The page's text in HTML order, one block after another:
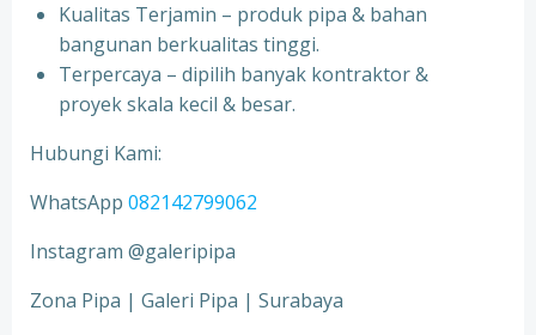
Kualitas Terjamin – produk pipa & bahan
bangunan berkualitas tinggi.
Terpercaya – dipilih banyak kontraktor &
proyek skala kecil & besar.
Hubungi Kami:
WhatsApp 082142799062
Instagram @galeripipa
Zona Pipa | Galeri Pipa | Surabaya